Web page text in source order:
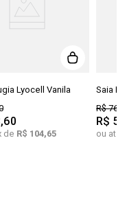
Lyocell Vanila
,60
de R$ 104,65
Saia
R$768
R$
ou até